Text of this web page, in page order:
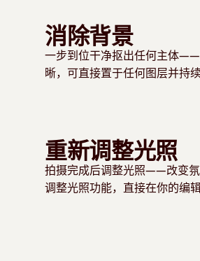
消除背景
一步到位干净抠出任何主体
晰，可直接置于任何图层并持续
重新调整光照
拍摄完成后调整光照——改变
调整光照功能，直接在你的编辑